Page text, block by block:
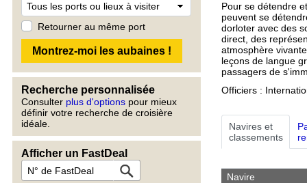
Retourner au même port
Recherche personnalisée
Consulter plus d'options pour mieux
définir votre recherche de croisière
idéale.
Afficher un FastDeal
Pour se détendre
peuvent se
dorloter avec des
direct, des
atmosphère
leçons de langue
passagers de
Officiers :
Navires et
classements
Navire